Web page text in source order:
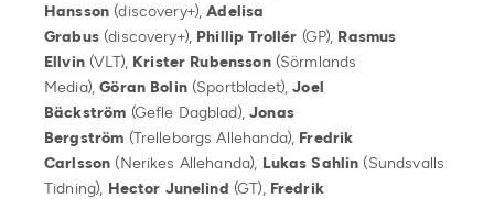
Hansson (discovery+),Adelisa
Grabus(discovery+), Phillip Trollér (GP), Rasmus
Ellvin(VLT), Krister Rubensson(Sörmlands
Media),Göran Bolin(Sportbladet),Joel
Bäckström (Gefle Dagblad),Jonas
Bergström (Trelleborgs Allehanda), Fredrik
Carlsson (Nerikes Allehanda), Lukas Sahlin (Sundsvalls
Tidning), Hector Junelind (GT), Fredrik